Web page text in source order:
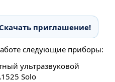
Скачать приглашение!
следующие приборы:
ультразвуковой
Solo